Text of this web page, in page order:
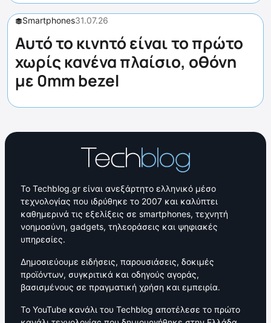
Smartphones31.07.26
Αυτό το κινητό είναι το πρώτο
χωρίς κανένα πλαίσιο, οθόνη
με 0mm bezel
Το Techblog.gr είναι ανεξάρτητο ελληνικό μέσο
τεχνολογίας που ιδρύθηκε το 2007 και καλύπτει
καθημερινά τις εξελίξεις σε smartphones, τεχνητή
νοημοσύνη, gadgets, τηλεοράσεις και ψηφιακές
υπηρεσίες.
Δημοσιεύουμε ειδήσεις, παρουσιάσεις, δοκιμές
προϊόντων, συγκριτικά και οδηγούς αγοράς,
βασισμένους σε πραγματική χρήση και εμπειρία.
Το YouTube κανάλι του Techblog αποτέλεσε το πρώτο